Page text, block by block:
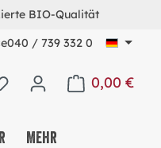
BIO-Qualität
040 / 739 332 0
0,00 €
Warenkorb
Mehr